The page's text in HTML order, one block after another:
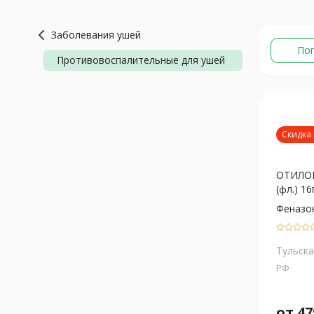
Заболевания ушей
Противовоспалительные для ушей
Скидка
(фл.)
РФ